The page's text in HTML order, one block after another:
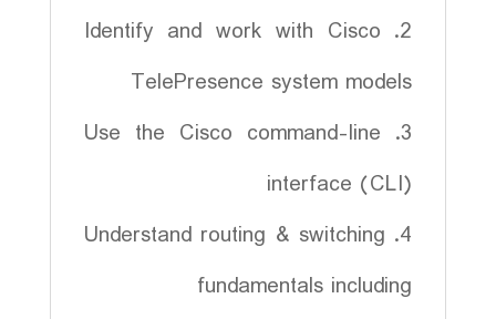
2. Identify and work with Cisco
TelePresence system models
3. Use the Cisco command-line
interface (CLI)
4. Understand routing & switching
fundamentals including